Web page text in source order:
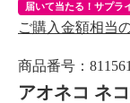
届いて当たる！サプラ
ご購入金額相当
商品番号：811561
アオネコ ネ